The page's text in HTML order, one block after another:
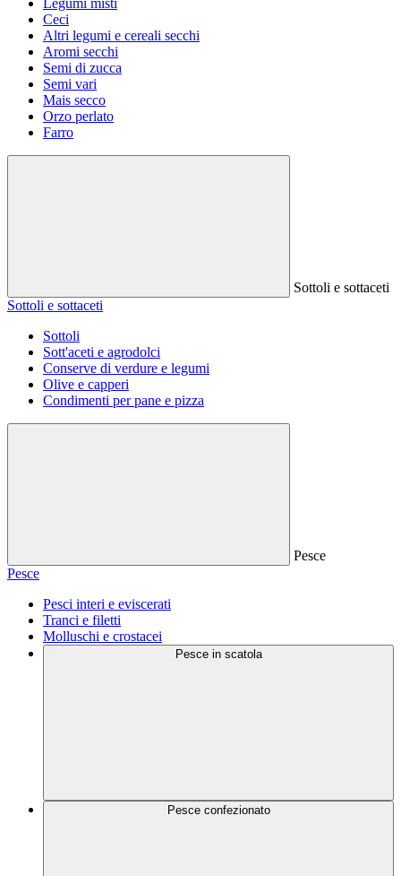
Legumi misti
Ceci
Altri legumi e cereali secchi
Aromi secchi
Semi di zucca
Semi vari
Mais secco
Orzo perlato
Farro
Sottoli e sottaceti
Sottoli e sottaceti
Sottoli
Sott'aceti e agrodolci
Conserve di verdure e legumi
Olive e capperi
Condimenti per pane e pizza
Pesce
Pesce
Pesci interi e eviscerati
Tranci e filetti
Molluschi e crostacei
Pesce in scatola
Pesce confezionato